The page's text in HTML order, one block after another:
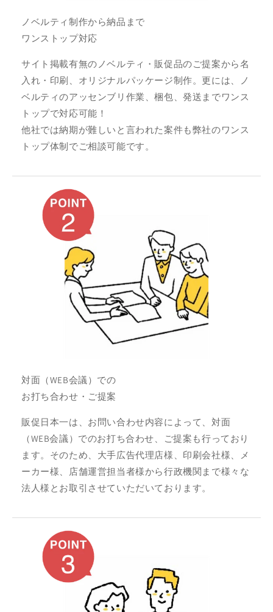
ノベルティ制作から納品まで
ワンストップ対応
サイト掲載有無のノベルティ・販促品のご提案から名
入れ・印刷、オリジナルパッケージ制作。更には、ノ
ベルティのアッセンブリ作業、梱包、発送までワンス
トップで対応可能！
他社では納期が難しいと言われた案件も弊社のワンス
トップ体制でご相談可能です。
対面（WEB会議）での
お打ち合わせ・ご提案
販促日本一は、お問い合わせ内容によって、対面
（WEB会議）でのお打ち合わせ、ご提案も行っており
ます。そのため、大手広告代理店様、印刷会社様、メ
ーカー様、店舗運営担当者様から行政機関まで様々な
法人様とお取引させていただいております。